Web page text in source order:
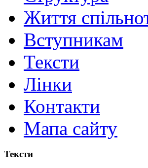
Життя
Вступникам
Тексти
Лінки
Контакти
Мапа сайту
Тексти